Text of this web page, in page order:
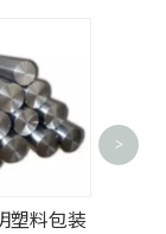
Q345b
1/6
>